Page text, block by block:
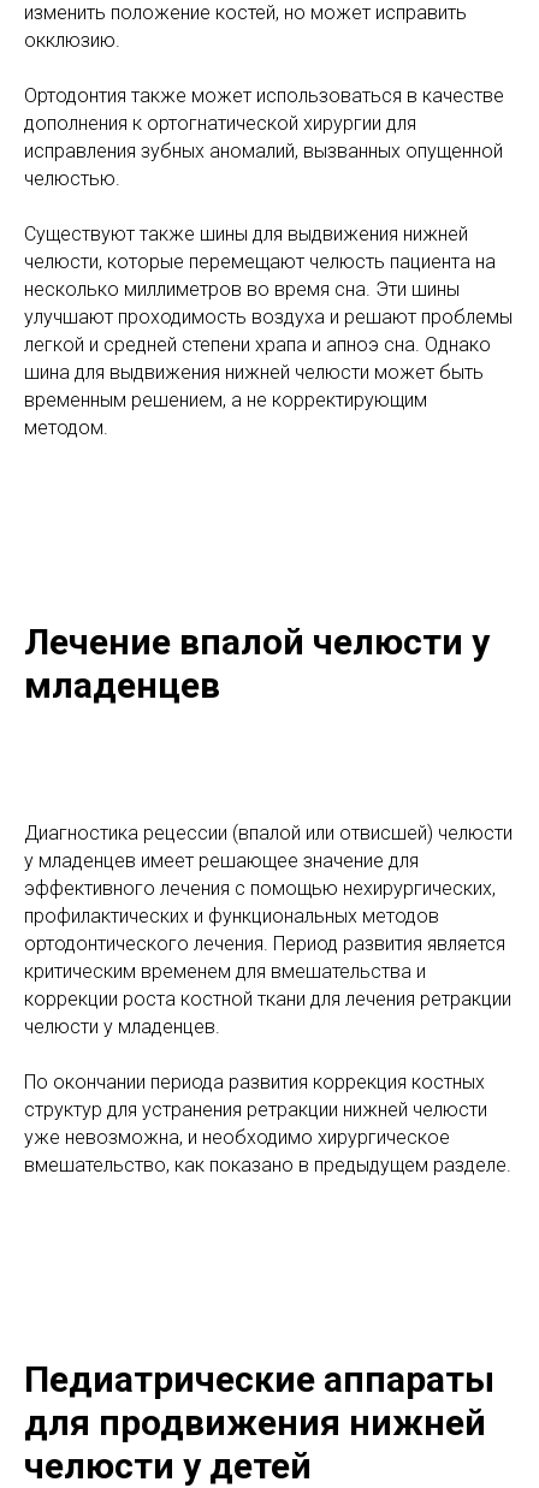
изменить положение костей, но может исправить
окклюзию.
Ортодонтия также может использоваться в качестве
дополнения к ортогнатической хирургии для
исправления зубных аномалий, вызванных опущенной
челюстью.
Существуют также шины для выдвижения нижней
челюсти, которые перемещают челюсть пациента на
несколько миллиметров во время сна. Эти шины
улучшают проходимость воздуха и решают проблемы
легкой и средней степени храпа и апноэ сна. Однако
шина для выдвижения нижней челюсти может быть
временным решением, а не корректирующим
методом.
Лечение впалой челюсти у
младенцев
Диагностика рецессии (впалой или отвисшей) челюсти
у младенцев имеет решающее значение для
эффективного лечения с помощью нехирургических,
профилактических и функциональных методов
ортодонтического лечения. Период развития является
критическим временем для вмешательства и
коррекции роста костной ткани для лечения ретракции
челюсти у младенцев.
По окончании периода развития коррекция костных
структур для устранения ретракции нижней челюсти
уже невозможна, и необходимо хирургическое
вмешательство, как показано в предыдущем разделе.
Педиатрические аппараты
для продвижения нижней
челюсти у детей